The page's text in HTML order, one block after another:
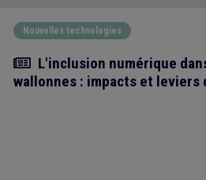
Nouvelles technologies
Article
L'inclusion numérique
wallonnes : impacts et leviers